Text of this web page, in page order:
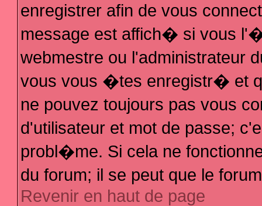
enregistrer afin de vous
message est affich� si vous
webmestre ou l'administrateur
vous vous �tes enregistr� et
ne pouvez toujours pas vous
d'utilisateur et mot de passe;
probl�me. Si cela ne
du forum; il se peut que le
Revenir en haut de page